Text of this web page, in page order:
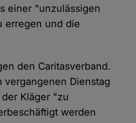
einer "unzulässigen
erregen und die
den Caritasverband.
vergangenen Dienstag
Kläger "zu
werden